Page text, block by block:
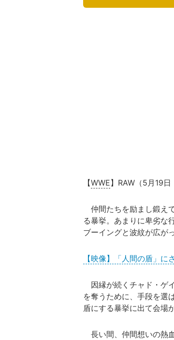
【WWE】RAW（5月19
仲間たちを励まし鍛え
る暴挙。あまりに卑劣な
ブーイングと波紋が広が
【映像】「人間の盾」
因縁が続くチャド・ゲ
を奪うために、手段を選
盾にする暴挙に出て会場
長い間、仲間想いの熱